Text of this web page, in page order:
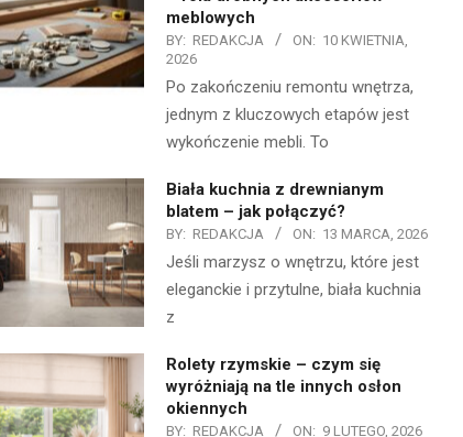
meblowych
BY: REDAKCJA ON: 10 KWIETNIA,
2026
Po zakończeniu remontu wnętrza,
jednym z kluczowych etapów jest
wykończenie mebli. To
Biała kuchnia z drewnianym
blatem – jak połączyć?
BY: REDAKCJA ON: 13 MARCA, 2026
Jeśli marzysz o wnętrzu, które jest
eleganckie i przytulne, biała kuchnia
z
Rolety rzymskie – czym się
wyróżniają na tle innych osłon
okiennych
BY: REDAKCJA ON: 9 LUTEGO, 2026